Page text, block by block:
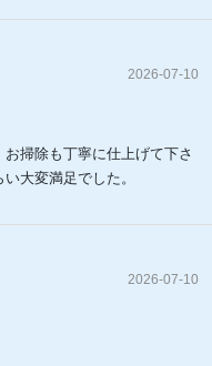
2026-07-10
掃除も丁寧に仕上げて下さ
大変満足でした。
2026-07-10